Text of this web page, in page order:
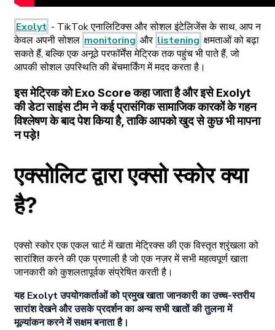
Exolyt - TikTok एनालिटिक्स और सोशल इंटेलिजेंस के साथ, आप न
केवल अपनी सोशल monitoring और listening क्षमताओं को बढ़ा
सकते हैं, बल्कि एक अनूठे परफॉर्मेंस मेट्रिक तक पहुंच भी पाते हैं, जो
आपकी सोशल उपस्थिति की बेंचमार्किंग में मदद करता है।
इस मेट्रिक कोExo Scoreकहा जाता है और इसे Exolyt
की डेटा साइंस टीम ने कई प्रासंगिक सामाजिक कारकों के गहन
विश्लेषण के बाद पेश किया है, ताकि आपको खुद से कुछ भी मापना
न पड़े!
एक्सोलिट द्वारा एक्सो स्कोर क्या
है?
एक्सो स्कोर एक एकल चार्ट में खाता मेट्रिक्स की एक विस्तृत श्रृंखला को
सारांशित करने की एक प्रणाली है जो एक नज़र में सभी महत्वपूर्ण खाता
जानकारी को कुशलतापूर्वक संप्रेषित करती है।
यह Exolyt उपयोगकर्ताओं को प्रमुख खाता जानकारी का उच्च-स्तरीय
सारांश देखने और उसके प्रदर्शन का अन्य सभी खातों की तुलना में
मूल्यांकन करने में सक्षम बनाता है।